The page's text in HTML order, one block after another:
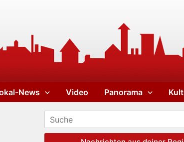
News Video Panorama